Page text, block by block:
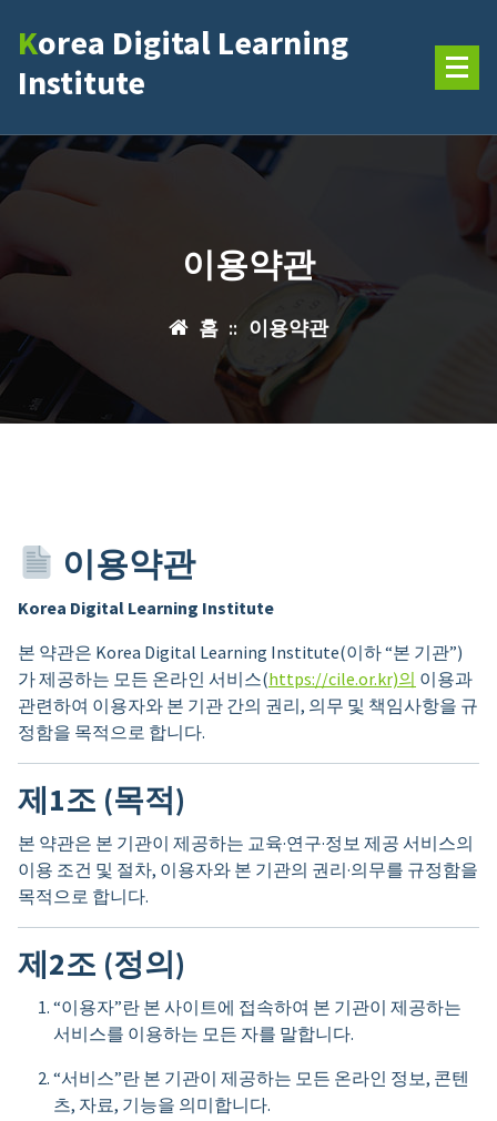
너
기
Korea Digital Learning
Institute
이용약관
홈 :: 이용약관
이용약관
Korea Digital Learning Institute
본 약관은 Korea Digital Learning Institute(이하 “본 기관”)
가 제공하는 모든 온라인 서비스(https://cile.or.kr)의 이용과
관련하여 이용자와 본 기관 간의 권리, 의무 및 책임사항을 규
정함을 목적으로 합니다.
제1조 (목적)
본 약관은 본 기관이 제공하는 교육·연구·정보 제공 서비스의
이용 조건 및 절차, 이용자와 본 기관의 권리·의무를 규정함을
목적으로 합니다.
제2조 (정의)
“이용자”란 본 사이트에 접속하여 본 기관이 제공하는
서비스를 이용하는 모든 자를 말합니다.
“서비스”란 본 기관이 제공하는 모든 온라인 정보, 콘텐
츠, 자료, 기능을 의미합니다.